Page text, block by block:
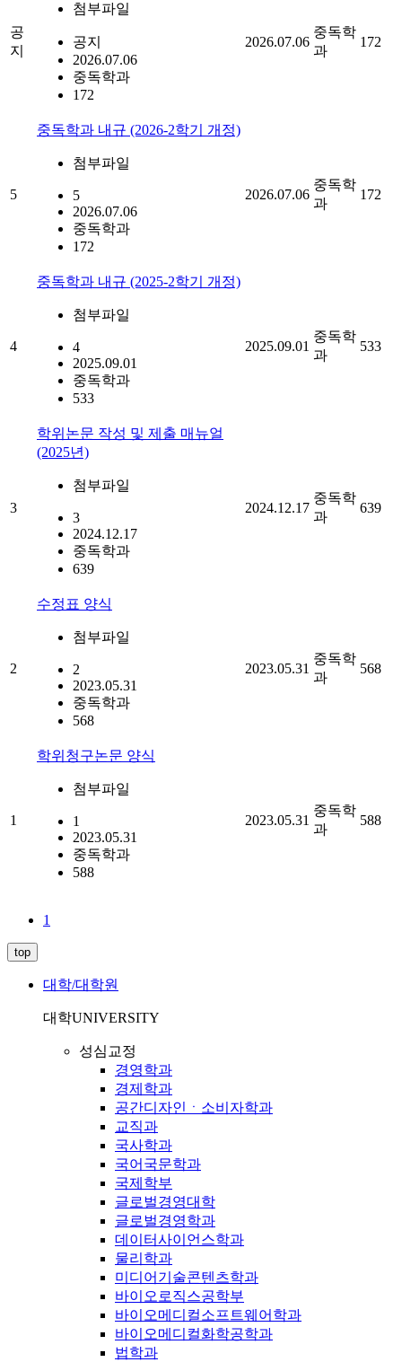
공
지
첨부파일
공지
2026.07.06
중독학과
172
2026.07.06
중독학
과
172
5
중독학과 내규 (2026-2학기 개정)
첨부파일
5
2026.07.06
중독학과
172
2026.07.06
중독학
과
172
4
중독학과 내규 (2025-2학기 개정)
첨부파일
4
2025.09.01
중독학과
533
2025.09.01
중독학
과
533
3
학위논문 작성 및 제출 매뉴얼
(2025년)
첨부파일
3
2024.12.17
중독학과
639
2024.12.17
중독학
과
639
2
수정표 양식
첨부파일
2
2023.05.31
중독학과
568
2023.05.31
중독학
과
568
1
학위청구논문 양식
첨부파일
1
2023.05.31
중독학과
588
2023.05.31
중독학
과
588
1
top
대학/대학원
대학UNIVERSITY
성심교정
경영학과
경제학과
공간디자인ㆍ소비자학과
교직과
국사학과
국어국문학과
국제학부
글로벌경영대학
글로벌경영학과
데이터사이언스학과
물리학과
미디어기술콘텐츠학과
바이오로직스공학부
바이오메디컬소프트웨어학과
바이오메디컬화학공학과
법학과